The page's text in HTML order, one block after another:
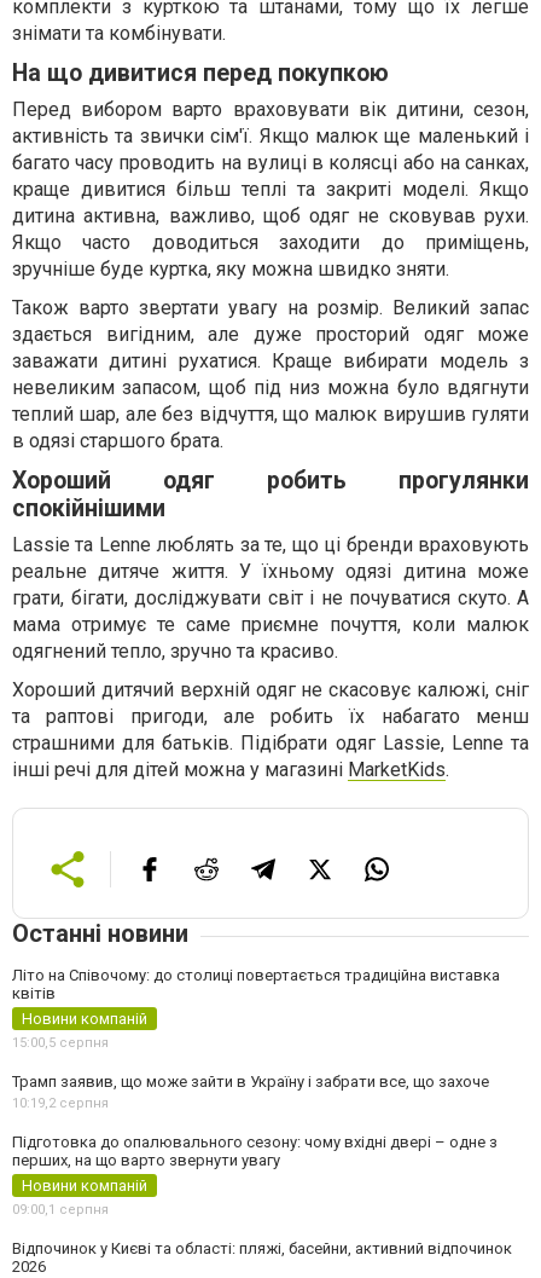
комплекти з курткою та штанами, тому що їх легше
знімати та комбінувати.
На що дивитися перед покупкою
Перед вибором варто враховувати вік дитини, сезон,
активність та звички сім'ї. Якщо малюк ще маленький і
багато часу проводить на вулиці в колясці або на санках,
краще дивитися більш теплі та закриті моделі. Якщо
дитина активна, важливо, щоб одяг не сковував рухи.
Якщо часто доводиться заходити до приміщень,
зручніше буде куртка, яку можна швидко зняти.
Також варто звертати увагу на розмір. Великий запас
здається вигідним, але дуже просторий одяг може
заважати дитині рухатися. Краще вибирати модель з
невеликим запасом, щоб під низ можна було вдягнути
теплий шар, але без відчуття, що малюк вирушив гуляти
в одязі старшого брата.
Хороший одяг робить прогулянки
спокійнішими
Lassie та Lenne люблять за те, що ці бренди враховують
реальне дитяче життя. У їхньому одязі дитина може
грати, бігати, досліджувати світ і не почуватися скуто. А
мама отримує те саме приємне почуття, коли малюк
одягнений тепло, зручно та красиво.
Хороший дитячий верхній одяг не скасовує калюжі, сніг
та раптові пригоди, але робить їх набагато менш
страшними для батьків. Підібрати одяг Lassie, Lenne та
інші речі для дітей можна у магазині MarketKids.
Останні новини
Літо на Співочому: до столиці повертається традиційна виставка
квітів
Новини компаній
15:00,5 серпня
Трамп заявив, що може зайти в Україну і забрати все, що захоче
10:19,2 серпня
Підготовка до опалювального сезону: чому вхідні двері – одне з
перших, на що варто звернути увагу
Новини компаній
09:00,1 серпня
Відпочинок у Києві та області: пляжі, басейни, активний відпочинок
2026